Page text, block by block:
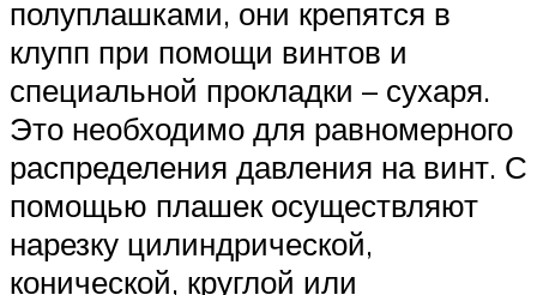
полуплашками, они крепятся в
клупп при помощи винтов и
специальной прокладки – сухаря.
Это необходимо для равномерного
распределения давления на винт. С
помощью плашек осуществляют
нарезку цилиндрической,
конической, круглой или